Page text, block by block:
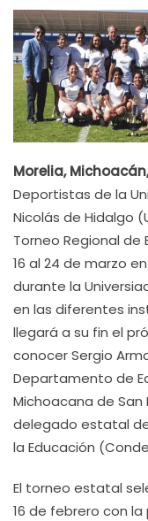
Morelia,
Deportistas de la
Nicolás de Hidalgo
Torneo Regional de
16 al 24 de marzo
durante la
en las diferentes
llegará a su fin el
conocer Sergio
Departamento de
Michoacana de San
delegado estatal
la Educación
El torneo estatal
16 de febrero con